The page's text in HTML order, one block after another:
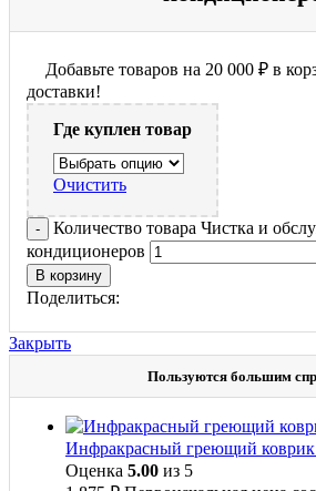
Добавьте товаров на 20 000 ₽ в
доставки!
Где куплен товар
Очистить
Количество товара Чистка и
кондиционеров
В корзину
Поделиться:
Закрыть
Пользуются большим
Инфракрасный греющий
Оценка 5.00 из 5